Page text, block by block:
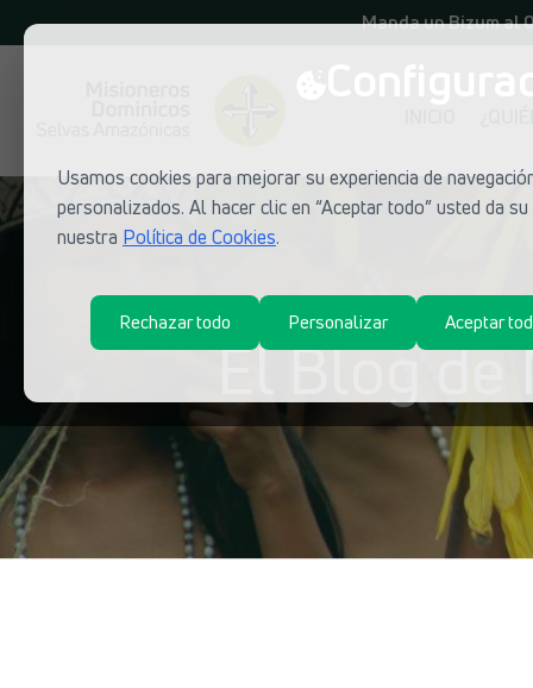
Usamos cookies para mejorar su experiencia de
personalizados. Al hacer clic en “Aceptar todo” usted da
nuestra Política de Cookies.
Rechazar todo Personalizar Aceptar
Manda un Bizum al
El Blog de